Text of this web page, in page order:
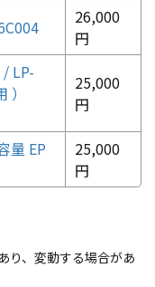
26,000
円
LP-
25,000
円
量 EP
25,000
円
り、変動する場合があ